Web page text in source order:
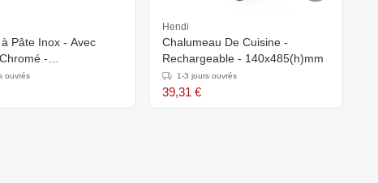
Pâte Inox - Avec
-
ouvrés
Hendi
Chalumeau De Cuisine -
Rechargeable - 140x485(h)mm
1-3 jours ouvrés
39,31 €